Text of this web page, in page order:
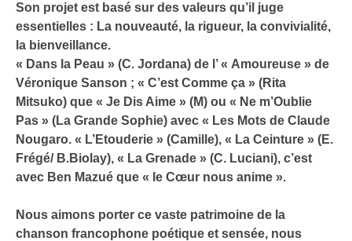
Son projet est basé sur des valeurs qu’il juge
essentielles : La nouveauté, la rigueur, la convivialité,
la bienveillance.
« Dans la Peau » (C. Jordana) de l’ « Amoureuse » de
Véronique Sanson ; « C’est Comme ça » (Rita
Mitsuko) que « Je Dis Aime » (M) ou « Ne m’Oublie
Pas » (La Grande Sophie) avec « Les Mots de Claude
Nougaro. « L’Etouderie » (Camille), « La Ceinture » (E.
Frégé/ B.Biolay), « La Grenade » (C. Luciani), c’est
avec Ben Mazué que « le Cœur nous anime ».
Nous aimons porter ce vaste patrimoine de la
chanson francophone poétique et sensée, nous